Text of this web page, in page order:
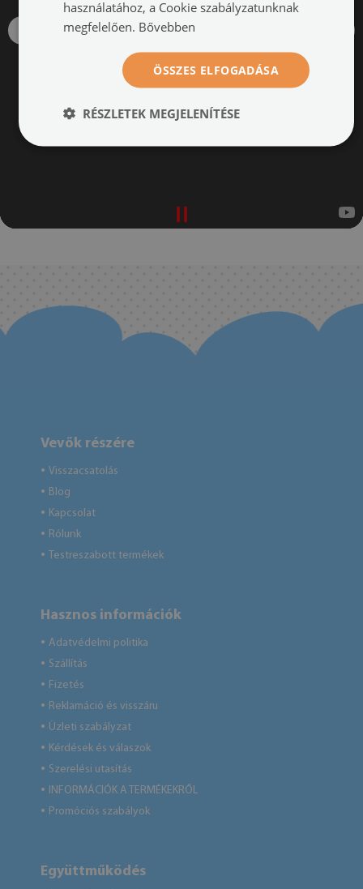
Vevők részére
● Visszacsatolás
● Blog
● Kapcsolat
● Rólunk
● Testreszabott termékek
Hasznos információk
● Adatvédelmi politika
● Szállítás
● Fizetés
● Reklamáció és visszáru
● Üzleti szabályzat
● Kérdések és válaszok
● Szerelési utasítás
● INFORMÁCIÓK A TERMÉKEKRŐL
● Promóciós szabályok
Együttműködés
használatához, a Cookie szabályzatunknak
megfelelően. Bővebben
ÖSSZES ELFOGADÁSA
RÉSZLETEK MEGJELENÍTÉSE